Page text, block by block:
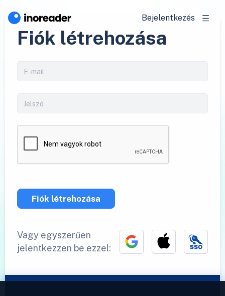
Bejelentkezés
Fiók létrehozása
Fiók létrehozása
Vagy egyszerűen
jelentkezzen be ezzel: